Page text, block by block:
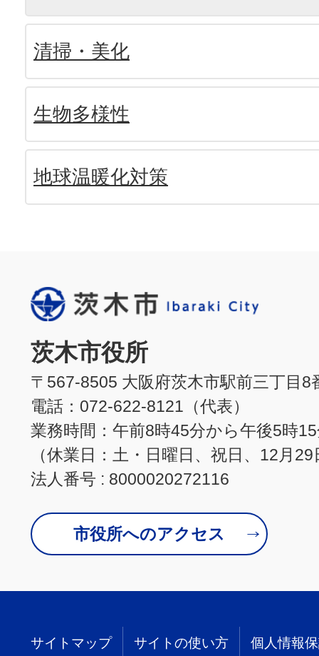
清掃・美化
生物多様性
地球温暖化対策
茨木市役所
〒567-8505 大阪府茨木市駅前三丁目8
電話：072-622-8121（代表）
業務時間：午前8時45分から午後5時
（休業日：土・日曜日、祝日、12月
法人番号 : 8000020272116
市役所へのアクセス
サイトマップ サイトの使い方 個人情報